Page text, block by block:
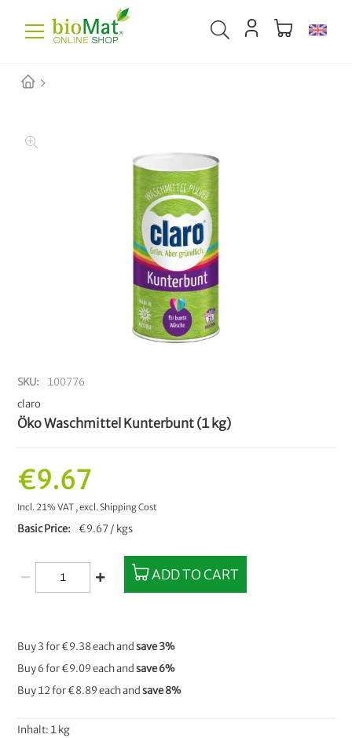
SKU
100776
claro
Öko Waschmittel Kunterbunt (1 kg)
Inhalt: 1 kg
€9.67
Incl. 21% VAT ,excl.Shipping Cost
Basic Price €9.67 / kgs
ADD TO CART
Buy 3 for€9.38each andsave3%
Buy 6 for€9.09 each andsave6%
Buy 12 for€8.89 each andsave8%